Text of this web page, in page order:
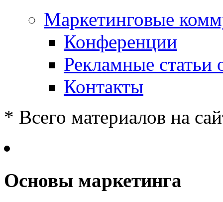
Маркетинговые
Конференции
Рекламные статьи
Контакты
* Всего материалов на
Основы маркетинга